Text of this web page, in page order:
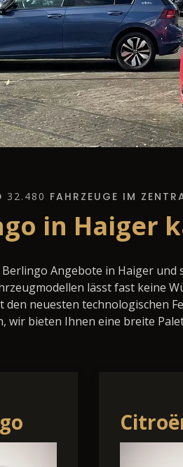
32.480 FAHRZEUGE IM
in Haiger
Angebote in Haiger und
lässt fast keine
den neuesten technologischen
wir bieten Ihnen eine breite
Plus